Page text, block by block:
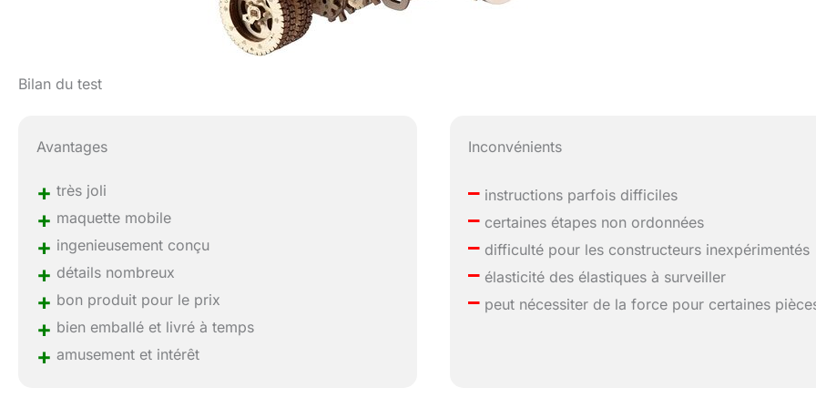
Bilan du test
Avantages
+ très joli
+ maquette mobile
+ ingenieusement conçu
+ détails nombreux
+ bon produit pour le prix
+ bien emballé et livré à temps
+ amusement et intérêt
Inconvénients
– instructions parfois difficiles
– certaines étapes non ordonnées
– difficulté pour les constructeurs inexpérimentés
– élasticité des élastiques à surveiller
– peut nécessiter de la force pour certaines